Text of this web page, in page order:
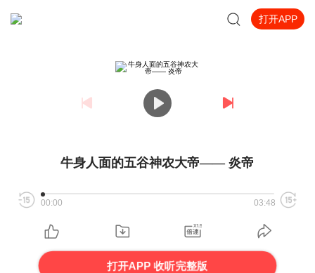
打开APP
牛身人面的五谷神农大帝—— 炎帝
00:00 03:48
打开APP 收听完整版